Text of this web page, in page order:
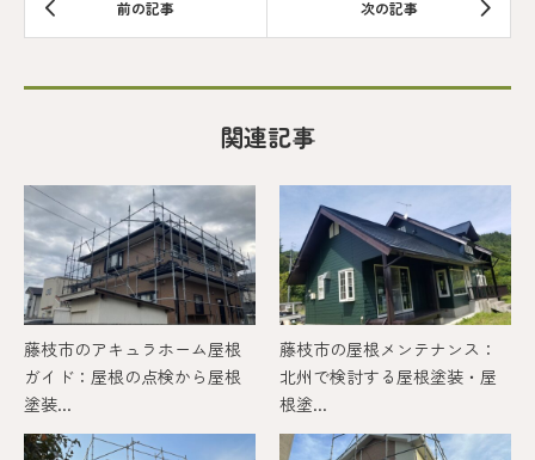
関連記事
藤枝市のアキュラホーム屋根
ガイド：屋根の点検から屋根
塗装...
藤枝市の屋根メンテナンス：
北州で検討する屋根塗装・屋
根塗...